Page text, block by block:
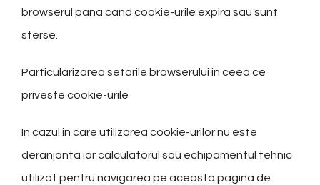
browserul pana cand cookie-urile expira sau sunt
sterse.
Particularizarea setarile browserului in ceea ce
priveste cookie-urile
In cazul in care utilizarea cookie-urilor nu este
deranjanta iar calculatorul sau echipamentul tehnic
utilizat pentru navigarea pe aceasta pagina de